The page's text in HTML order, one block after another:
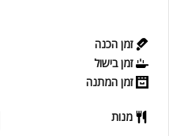
זמן הכנה
זמן בישול
זמן המתנה
מנות